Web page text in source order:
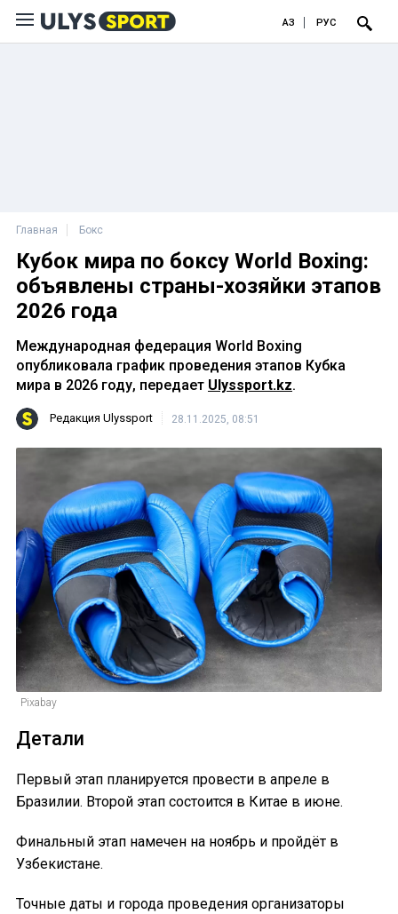
ҚАЗ РУС
Главная Бокс
Кубок мира по боксу World Boxing:
объявлены страны-хозяйки этапов
2026 года
Международная федерация World Boxing
опубликовала график проведения этапов Кубка
мира в 2026 году, передает Ulyssport.kz.
Редакция Ulyssport 28.11.2025, 08:51
Pixabay
Детали
Первый этап планируется провести в апреле в
Бразилии. Второй этап состоится в Китае в июне.
Финальный этап намечен на ноябрь и пройдёт в
Узбекистане.
Точные даты и города проведения организаторы